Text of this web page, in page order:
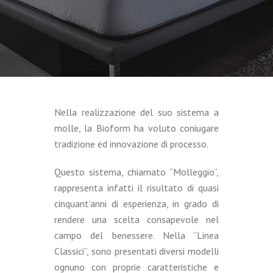
Nella realizzazione del suo sistema a
molle, la Bioform ha voluto coniugare
tradizione ed innovazione di processo.
Questo sistema, chiamato “Molleggio”,
rappresenta infatti il risultato di quasi
cinquant’anni di esperienza, in grado di
rendere una scelta consapevole nel
campo del benessere. Nella “Linea
Classici”, sono presentati diversi modelli
ognuno con proprie caratteristiche e